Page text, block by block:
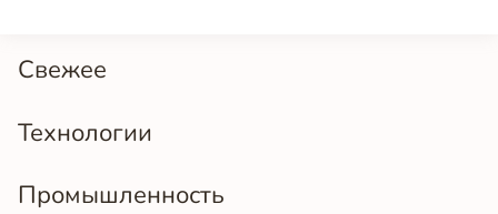
Свежее
Технологии
Промышленность